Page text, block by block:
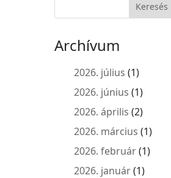
Archívum
2026. július (1)
2026. június (1)
2026. április (2)
2026. március (1)
2026. február(1)
2026. január(1)